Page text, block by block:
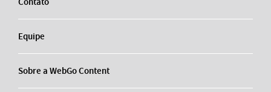
Equipe
Sobre a WebGo Content